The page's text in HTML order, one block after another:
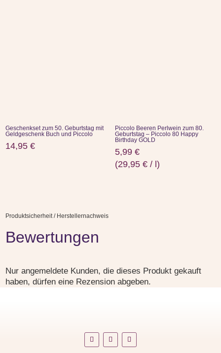
Geschenkset zum 50. Geburtstag mit
Geldgeschenk Buch und Piccolo
14,95€
Piccolo Beeren Perlwein zum 80.
Geburtstag – Piccolo 80 Happy
Birthday GOLD
5,99 €
(29,95 €/ l)
Produktsicherheit / Herstellernachweis
Bewertungen
Nur angemeldete Kunden, die dieses Produkt gekauft
haben, dürfen eine Rezension abgeben.